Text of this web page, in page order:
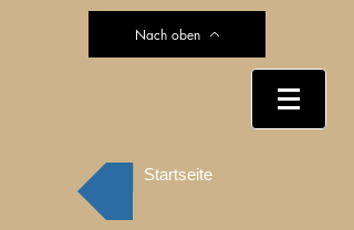
Nach oben
Startseite